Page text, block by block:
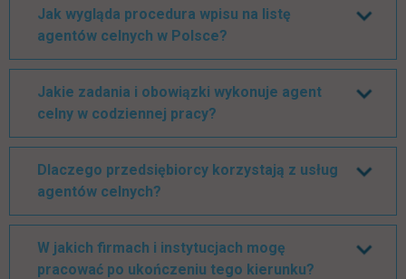
Jak wygląda procedura wpisu na listę
agentów celnych w Polsce?
Jakie zadania i obowiązki wykonuje agent
celny w codziennej pracy?
Dlaczego przedsiębiorcy korzystają z usług
agentów celnych?
W jakich firmach i instytucjach mogę
pracować po ukończeniu tego kierunku?